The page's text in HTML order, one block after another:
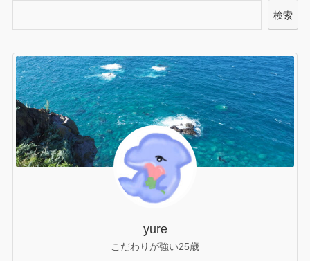
検索
yure
こだわりが強い25歳